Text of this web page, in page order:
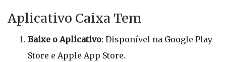
Aplicativo Caixa Tem
Baixe o Aplicativo: Disponível na Google Play
Store e Apple App Store.